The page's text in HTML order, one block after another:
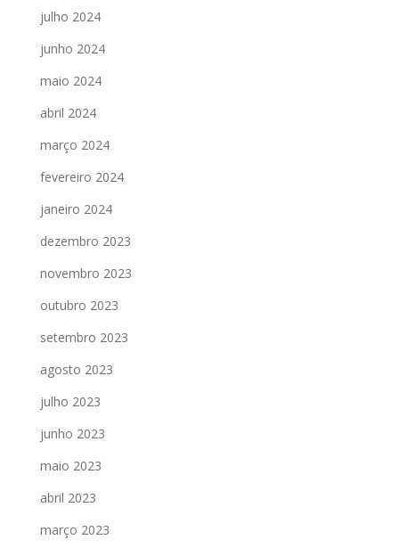
julho 2024
junho 2024
maio 2024
abril 2024
março 2024
fevereiro 2024
janeiro 2024
dezembro 2023
novembro 2023
outubro 2023
setembro 2023
agosto 2023
julho 2023
junho 2023
maio 2023
abril 2023
março 2023